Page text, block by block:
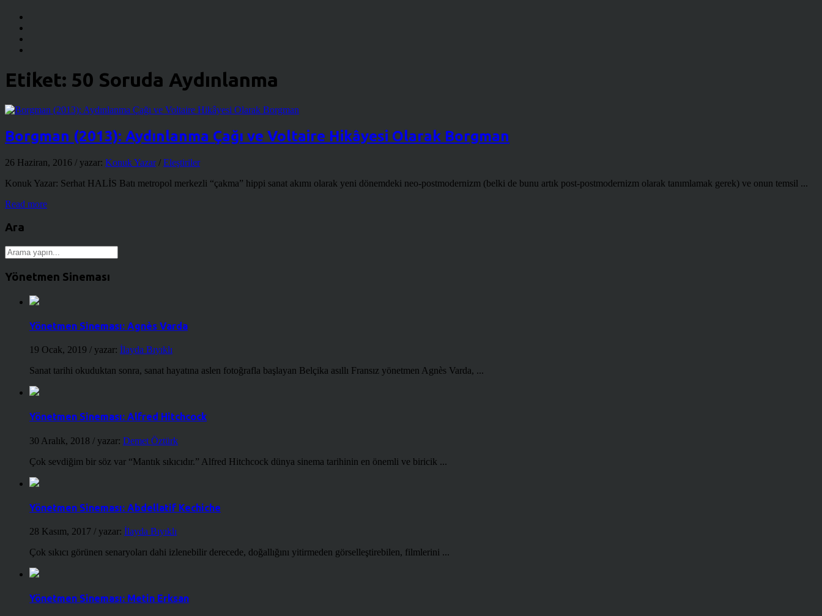
Etiket: 50 Soruda Aydınlanma
Borgman (2013): Aydınlanma Çağı ve Voltaire Hikâyesi Olarak Borgman
26 Haziran, 2016 / yazar: Konuk Yazar/ Eleştiriler
Konuk Yazar: Serhat HALİS Batı metropol merkezli “çakma” hippi sanat akımı olarak yeni dönemdeki neo-postmodernizm (belki de bunu artık post-postmodernizm olarak tanımlamak gerek) ve onun temsil ...
Read more
Ara
Yönetmen Sineması
Yönetmen Sineması: Agnès Varda
19 Ocak, 2019 / yazar: İlayda Bıyıklı
Sanat tarihi okuduktan sonra, sanat hayatına aslen fotoğrafla başlayan Belçika asıllı Fransız yönetmen Agnès Varda, ...
Yönetmen Sineması: Alfred Hitchcock
30 Aralık, 2018 / yazar: Demet Öztürk
Çok sevdiğim bir söz var “Mantık sıkıcıdır.” Alfred Hitchcock dünya sinema tarihinin en önemli ve biricik ...
Yönetmen Sineması: Abdellatif Kechiche
28 Kasım, 2017 / yazar: İlayda Bıyıklı
Çok sıkıcı görünen senaryoları dahi izlenebilir derecede, doğallığını yitirmeden görselleştirebilen, filmlerini ...
Yönetmen Sineması: Metin Erksan